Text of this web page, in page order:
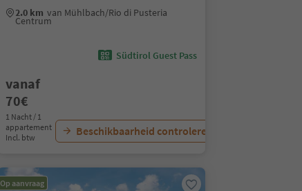
2.0 km van Mühlbach/Rio di Pusteria
Centrum
Südtirol Guest Pass
vanaf
70€
1 Nacht / 1
appartement
Incl. btw
Beschikbaarheid controleren
Op aanvraag